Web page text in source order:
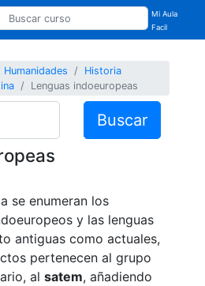
Mi Aula
Facil
Historia
Lenguas indoeuropeas
Buscar
se enumeran los
y las lenguas
antiguas como actuales,
pertenecen al grupo
al satem, añadiendo